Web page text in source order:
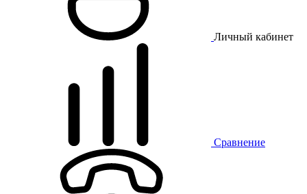
Личный кабинет
Сравнение